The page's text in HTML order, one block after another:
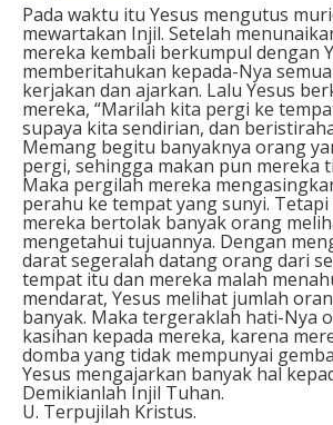
Pada waktu itu Yesus mengutus
mewartakan Injil. Setelah
mereka kembali berkumpul dengan
memberitahukan kepada-Nya
kerjakan dan ajarkan. Lalu Yesus
mereka, “Marilah kita pergi ke
supaya kita sendirian, dan
Memang begitu banyaknya orang
pergi, sehingga makan pun mereka
Maka pergilah mereka
perahu ke tempat yang sunyi.
mereka bertolak banyak orang
mengetahui tujuannya. Dengan
darat segeralah datang orang dari
tempat itu dan mereka malah
mendarat, Yesus melihat jumlah
banyak. Maka tergeraklah hati-Nya
kasihan kepada mereka, karena
domba yang tidak mempunyai
Yesus mengajarkan banyak hal
Demikianlah Injil Tuhan.
U. Terpujilah Kristus.